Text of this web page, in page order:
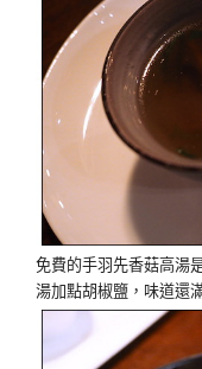
免費的手羽先香菇高湯
湯加點胡椒鹽，味道還